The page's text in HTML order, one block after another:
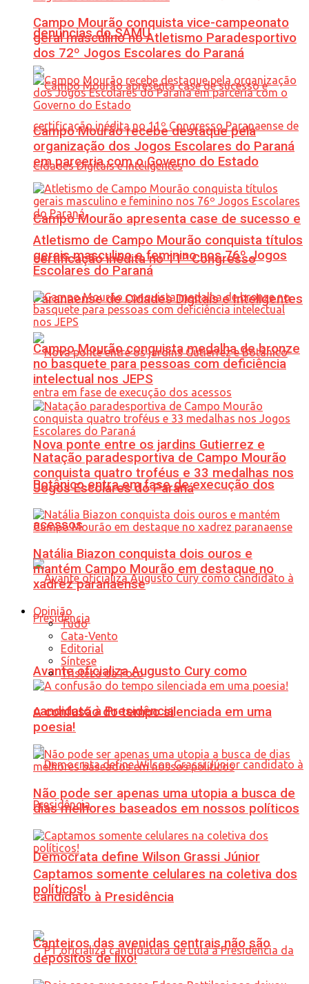
denúncias do SAMU
Campo Mourão apresenta case de sucesso e
certificação inédita no 11º Congresso
Paranaense de Cidades Digitais e Inteligentes
Nova ponte entre os jardins Gutierrez e
Botânico entra em fase de execução dos
acessos
Avante oficializa Augusto Cury como
candidato à Presidência
Democrata define Wilson Grassi Júnior
candidato à Presidência
Campo Mourão conquista vice-campeonato
geral masculino no Atletismo Paradesportivo
dos 72º Jogos Escolares do Paraná
Campo Mourão recebe destaque pela
organização dos Jogos Escolares do Paraná
em parceria com o Governo do Estado
Atletismo de Campo Mourão conquista títulos
gerais masculino e feminino nos 76º Jogos
Escolares do Paraná
Campo Mourão conquista medalha de bronze
no basquete para pessoas com deficiência
intelectual nos JEPS
Natação paradesportiva de Campo Mourão
conquista quatro troféus e 33 medalhas nos
Jogos Escolares do Paraná
Natália Biazon conquista dois ouros e
mantém Campo Mourão em destaque no
xadrez paranaense
Opinião
Tudo
Cata-Vento
Editorial
Síntese
Tristeza da Foto
A confusão do tempo silenciada em uma
poesia!
Não pode ser apenas uma utopia a busca de
dias melhores baseados em nossos políticos
Captamos somente celulares na coletiva dos
políticos!
Canteiros das avenidas centrais não são
depósitos de lixo!